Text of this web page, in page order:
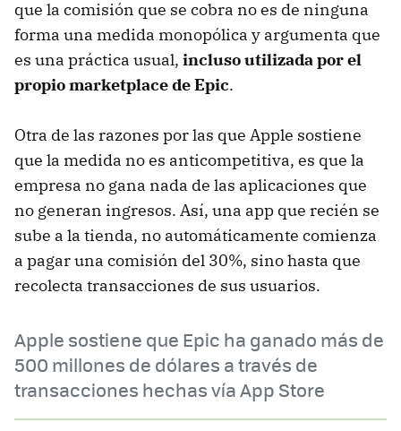
que la comisión que se cobra no es de ninguna
forma una medida monopólica y argumenta que
es una práctica usual, incluso utilizada por el
propio marketplace de Epic.
Otra de las razones por las que Apple sostiene
que la medida no es anticompetitiva, es que la
empresa no gana nada de las aplicaciones que
no generan ingresos. Así, una app que recién se
sube a la tienda, no automáticamente comienza
a pagar una comisión del 30%, sino hasta que
recolecta transacciones de sus usuarios.
Apple sostiene que Epic ha ganado más de
500 millones de dólares a través de
transacciones hechas vía App Store